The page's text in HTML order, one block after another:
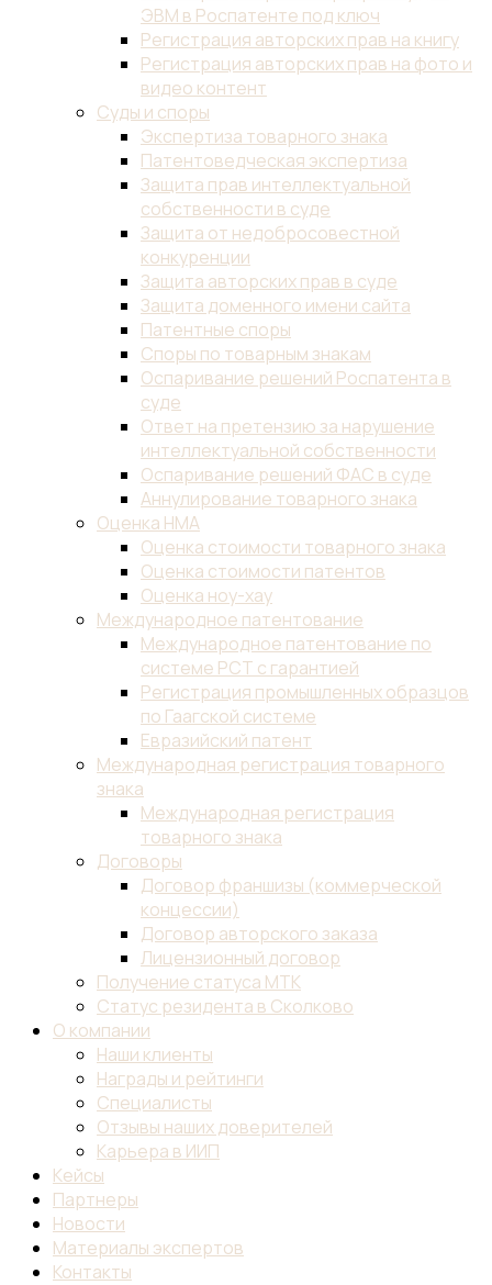
ЭВМ в Роспатенте под ключ
Регистрация авторских прав на книгу
Регистрация авторских прав на фото и
видео контент
Суды и споры
Экспертиза товарного знака
Патентоведческая экспертиза
Защита прав интеллектуальной
собственности в суде
Защита от недобросовестной
конкуренции
Защита авторских прав в суде
Защита доменного имени сайта
Патентные споры
Споры по товарным знакам
Оспаривание решений Роспатента в
суде
Ответ на претензию за нарушение
интеллектуальной собственности
Оспаривание решений ФАС в суде
Аннулирование товарного знака
Оценка НМА
Оценка стоимости товарного знака
Оценка стоимости патентов
Оценка ноу-хау
Международное патентование
Международное патентование по
системе PCT с гарантией
Регистрация промышленных образцов
по Гаагской системе
Евразийский патент
Международная регистрация товарного
знака
Международная регистрация
товарного знака
Договоры
Договор франшизы (коммерческой
концессии)
Договор авторского заказа
Лицензионный договор
Получение статуса МТК
Статус резидента в Сколково
О компании
Наши клиенты
Награды и рейтинги
Специалисты
Отзывы наших доверителей
Карьера в ИИП
Кейсы
Партнеры
Новости
Материалы экспертов
Контакты